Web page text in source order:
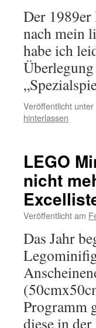
Der
nach mein
habe ich
Veröffentlicht unter
hinterlassen
LEGO
nicht
Veröffentlicht am
Das Jahr
Programm
diese in